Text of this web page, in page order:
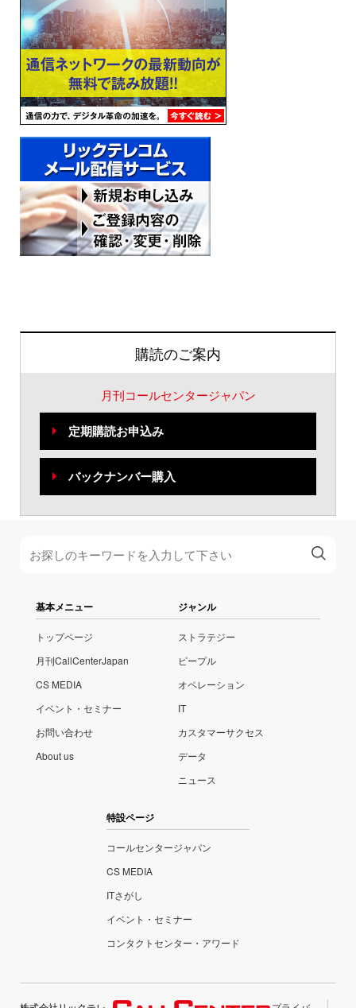
購読のご案内
月刊コールセンタージャパン
定期購読お申込み
バックナンバー購入
基本メニュー
トップページ
月刊CallCenterJapan
CS MEDIA
イベント・セミナー
お問い合わせ
About us
ジャンル
ストラテジー
ピープル
オペレーション
IT
カスタマーサクセス
データ
ニュース
特設ページ
コールセンタージャパン
CS MEDIA
ITさがし
イベント・セミナー
コンタクトセンター・アワード